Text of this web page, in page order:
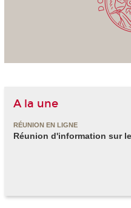
A la une
RÉUNION EN LIGNE
Réunion d'information sur